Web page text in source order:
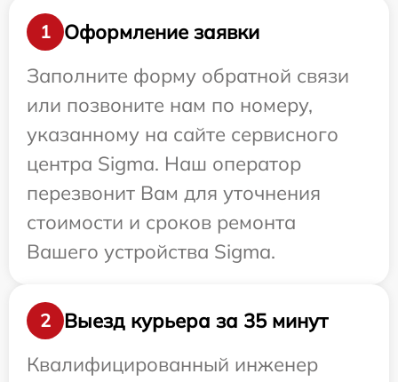
1
Оформление заявки
Заполните форму обратной связи
или позвоните нам по номеру,
указанному на сайте сервисного
центра Sigma. Наш оператор
перезвонит Вам для уточнения
стоимости и сроков ремонта
Вашего устройства Sigma.
2
Выезд курьера за 35 минут
Квалифицированный инженер